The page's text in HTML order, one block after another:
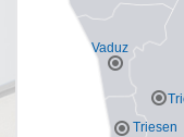
Vaduz
Triesen